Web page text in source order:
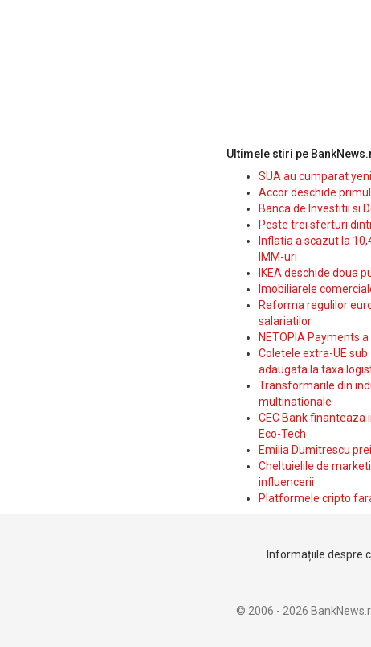
Ultimele stiri pe
SUA au cumparat
Accor deschide
Banca de Investitii si
Peste trei sferturi
Inflatia a scazut la
IMM-uri
IKEA deschide doua
Imobiliarele
Reforma regulilor
salariatilor
NETOPIA Payments
Coletele extra-UE
adaugata la taxa
Transformarile din
multinationale
CEC Bank finanteaza
Eco-Tech
Emilia Dumitrescu
Cheltuielile de
influencerii
Platformele cripto
Informațiile despre
© 2006 - 2026